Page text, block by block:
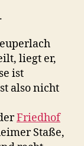
liegt er,
ist
also nicht
Friedhof
Staße,